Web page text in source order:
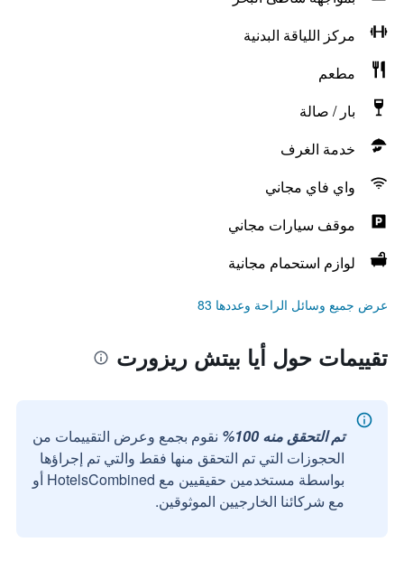
مركز اللياقة البدنية
مطعم
بار / صالة
خدمة الغرف
واي فاي مجاني
موقف سيارات مجاني
لوازم استحمام مجانية
عرض جميع وسائل الراحة وعددها 83
تقييمات حول أيا بيتش ريزورت
تم التحقق منه 100%
نقوم بجمع وعرض التقييمات من
الحجوزات التي تم التحقق منها فقط والتي تم إجراؤها
بواسطة مستخدمين حقيقيين مع HotelsCombined أو
مع شركائنا الخارجيين الموثوقين.